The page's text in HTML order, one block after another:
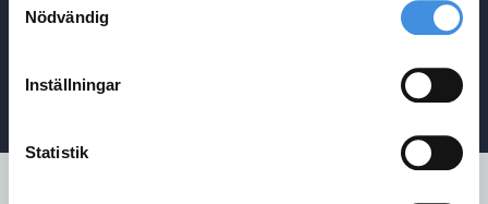
Nödvändig
Inställningar
Statistik
Integritetspolicy